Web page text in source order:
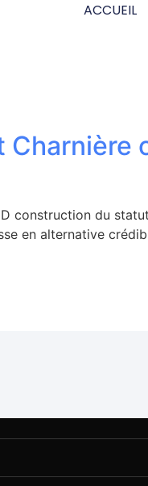
ACCUEIL
construction du
en alternative